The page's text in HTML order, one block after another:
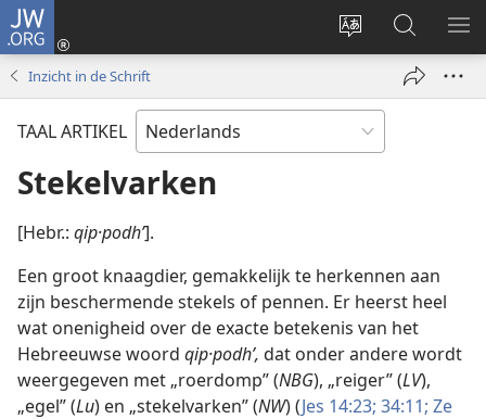
JW.ORG
Taal
wijzigen
Inloggen
(opent
Zoeken
op
JW.ORG
Inzicht in de Schrift
TAAL ARTIKEL
Stekelvarken
[Hebr.: qip·podhʹ].
Een groot knaagdier, gemakkelijk te herkennen aan
zijn beschermende stekels of pennen. Er heerst heel
wat onenigheid over de exacte betekenis van het
Hebreeuwse woord qip·podhʹ, dat onder andere wordt
weergegeven met „roerdomp” (NBG), „reiger” (LV),
„egel” (Lu) en „stekelvarken” (NW) (Jes 14:23; 34:11; Ze